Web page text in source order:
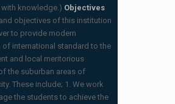
with knowledge.) Objectives
objectives of this institution
to provide modern
of international standard to the
and local meritorious
the suburban areas of
These include; 1. We work
the students to achieve the